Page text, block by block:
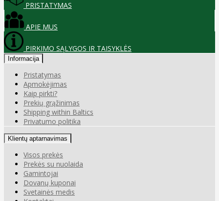
PRISTATYMAS
APIE MUS
PIRKIMO SĄLYGOS IR TAISYKLĖS
Informacija
Pristatymas
Apmokėjimas
Kaip pirkti?
Prekių grąžinimas
Shipping within Baltics
Privatumo politika
Klientų aptarnavimas
Visos prekės
Prekės su nuolaida
Gamintojai
Dovanų kuponai
Svetainės medis